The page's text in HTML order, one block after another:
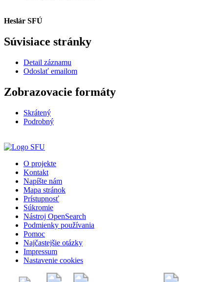
Heslár SFÚ
Súvisiace stránky
Detail záznamu
Odoslať emailom
Zobrazovacie formáty
Skrátený
Podrobný
O projekte
Kontakt
Napíšte nám
Mapa stránok
Prístupnosť
Súkromie
Nástroj OpenSearch
Podmienky používania
Pomoc
Najčastejšie otázky
Impressum
Nastavenie cookies